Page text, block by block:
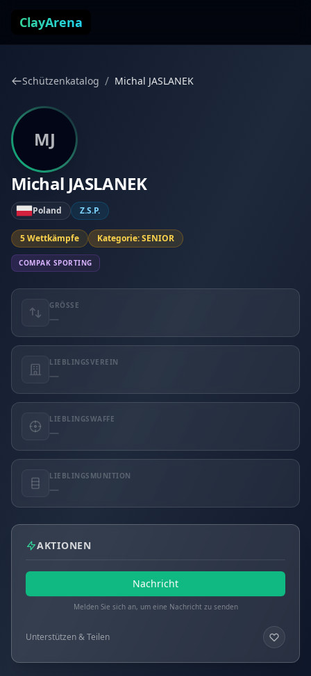
ClayArena
Schützenkatalog / Michal JASLANEK
MJ
Michal JASLANEK
Poland Z.S.P.
5 Wettkämpfe Kategorie: SENIOR
COMPAK SPORTING
GRÖSSE
—
LIEBLINGSVEREIN
—
LIEBLINGSWAFFE
—
LIEBLINGSMUNITION
—
AKTIONEN
Nachricht
Melden Sie sich an, um eine Nachricht zu senden
Unterstützen & Teilen